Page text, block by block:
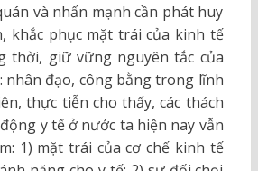
và nhấn mạnh cần phát huy
khắc phục mặt trái của kinh tế
thời, giữ vững nguyên tắc của
nhân đạo, công bằng trong lĩnh
thực tiễn cho thấy, các thách
y tế ở nước ta hiện nay vẫn
1) mặt trái của cơ chế kinh tế